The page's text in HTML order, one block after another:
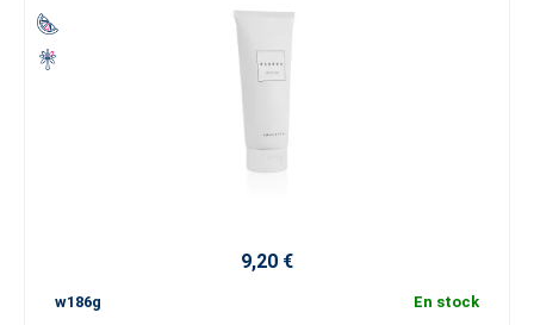
9,20 €
w186g En stock